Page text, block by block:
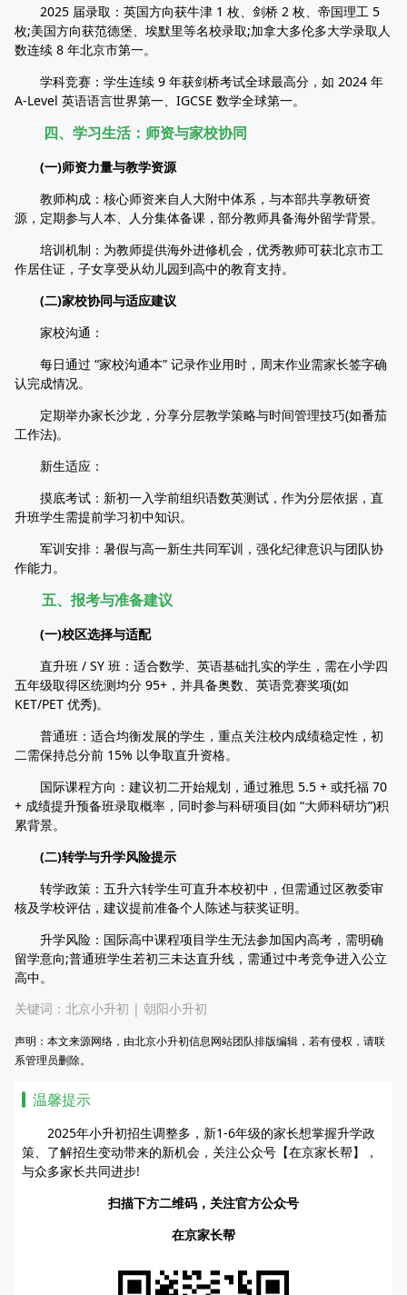
2025 届录取：英国方向获牛津 1 枚、剑桥 2 枚、帝国理工 5
枚;美国方向获范德堡、埃默里等名校录取;加拿大多伦多大学录取人
数连续 8 年北京市第一。
学科竞赛：学生连续 9 年获剑桥考试全球最高分，如 2024 年
A-Level 英语语言世界第一、IGCSE 数学全球第一。
四、学习生活：师资与家校协同
(一)师资力量与教学资源
教师构成：核心师资来自人大附中体系，与本部共享教研资
源，定期参与人本、人分集体备课，部分教师具备海外留学背景。
培训机制：为教师提供海外进修机会，优秀教师可获北京市工
作居住证，子女享受从幼儿园到高中的教育支持。
(二)家校协同与适应建议
家校沟通：
每日通过 “家校沟通本” 记录作业用时，周末作业需家长签字确
认完成情况。
定期举办家长沙龙，分享分层教学策略与时间管理技巧(如番茄
工作法)。
新生适应：
摸底考试：新初一入学前组织语数英测试，作为分层依据，直
升班学生需提前学习初中知识。
军训安排：暑假与高一新生共同军训，强化纪律意识与团队协
作能力。
五、报考与准备建议
(一)校区选择与适配
直升班 / SY 班：适合数学、英语基础扎实的学生，需在小学四
五年级取得区统测均分 95+，并具备奥数、英语竞赛奖项(如
KET/PET 优秀)。
普通班：适合均衡发展的学生，重点关注校内成绩稳定性，初
二需保持总分前 15% 以争取直升资格。
国际课程方向：建议初二开始规划，通过雅思 5.5 + 或托福 70
+ 成绩提升预备班录取概率，同时参与科研项目(如 “大师科研坊”)积
累背景。
(二)转学与升学风险提示
转学政策：五升六转学生可直升本校初中，但需通过区教委审
核及学校评估，建议提前准备个人陈述与获奖证明。
升学风险：国际高中课程项目学生无法参加国内高考，需明确
留学意向;普通班学生若初三未达直升线，需通过中考竞争进入公立
高中。
关键词： 北京小升初 | 朝阳小升初
声明：本文来源网络，由北京小升初信息网站团队排版编辑，若有侵权，请联
系管理员删除。
温馨提示
2025年小升初招生调整多，新1-6年级的家长想掌握升学政
策、了解招生变动带来的新机会，关注公众号【在京家长帮】，
与众多家长共同进步!
扫描下方二维码，关注官方公众号
在京家长帮